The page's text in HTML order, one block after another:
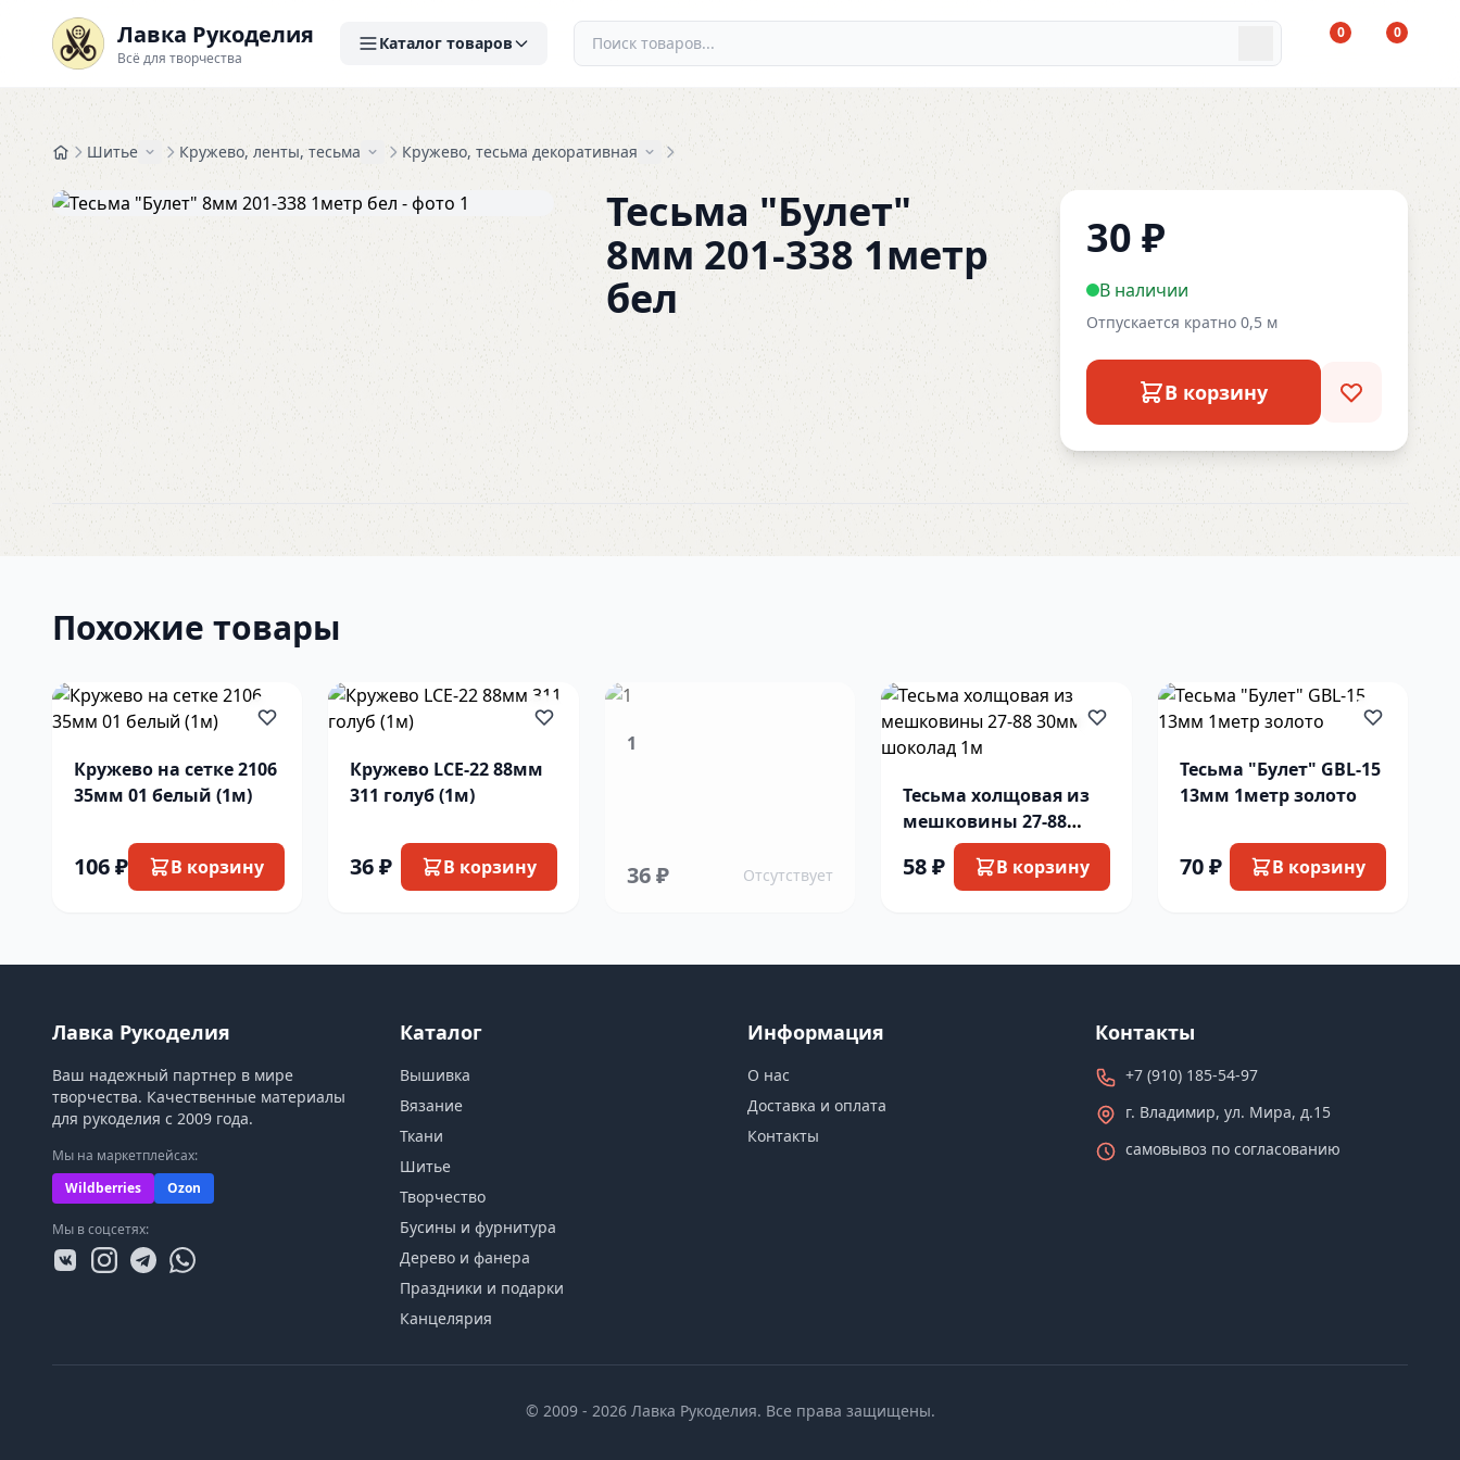
Лавка Рукоделия
Всё для творчества
Каталог товаров
0 0
Шитье Кружево, ленты, тесьма Кружево, тесьма декоративная
Тесьма "Булет"
8мм 201-338 1метр
бел
30 ₽
В наличии
Отпускается кратно 0,5 м
В корзину
Похожие товары
Кружево на сетке 2106
35мм 01 белый (1м)
106 ₽ В корзину
Кружево LCE-22 88мм
311 голуб (1м)
36 ₽ В корзину
1
36 ₽ Отсутствует
Тесьма холщовая из
мешковины 27-88
30мм шоколад 1м
58 ₽ В корзину
Тесьма "Булет" GBL-15
13мм 1метр золото
70 ₽ В корзину
Лавка Рукоделия
Ваш надежный партнер в мире
творчества. Качественные материалы
для рукоделия с 2009 года.
Мы на маркетплейсах:
Wildberries
Ozon
Мы в соцсетях:
Каталог
Вышивка
Вязание
Ткани
Шитье
Творчество
Бусины и фурнитура
Дерево и фанера
Праздники и подарки
Канцелярия
Информация
О нас
Доставка и оплата
Контакты
Контакты
+7 (910) 185-54-97
г. Владимир, ул. Мира, д.15
самовывоз по согласованию
© 2009 - 2026 Лавка Рукоделия. Все права защищены.